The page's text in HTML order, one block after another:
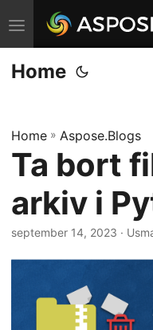
V
ä
x
n
a
i
g
Home
Home » Aspose.Blogs
Ta bort
arkiv i
september 14, 2023 ·